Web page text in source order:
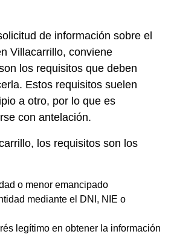
de información sobre el
Villacarrillo, conviene
los requisitos que deben
Estos requisitos suelen
a otro, por lo que es
con antelación.
los requisitos son los
o menor emancipado
mediante el DNI, NIE o
legítimo en obtener la información